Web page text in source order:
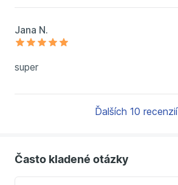
Jana N.
super
Ďalších 10 recenzií
Často kladené otázky